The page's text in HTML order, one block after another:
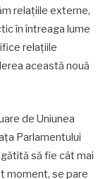
relațiile externe,
în întreaga lume
relațiile
această nouă
de Uniunea
Parlamentului
să fie cât mai
moment, se pare